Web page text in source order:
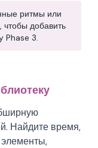
ритмы или
чтобы добавить
Phase 3.
Найдите время,
элементы,